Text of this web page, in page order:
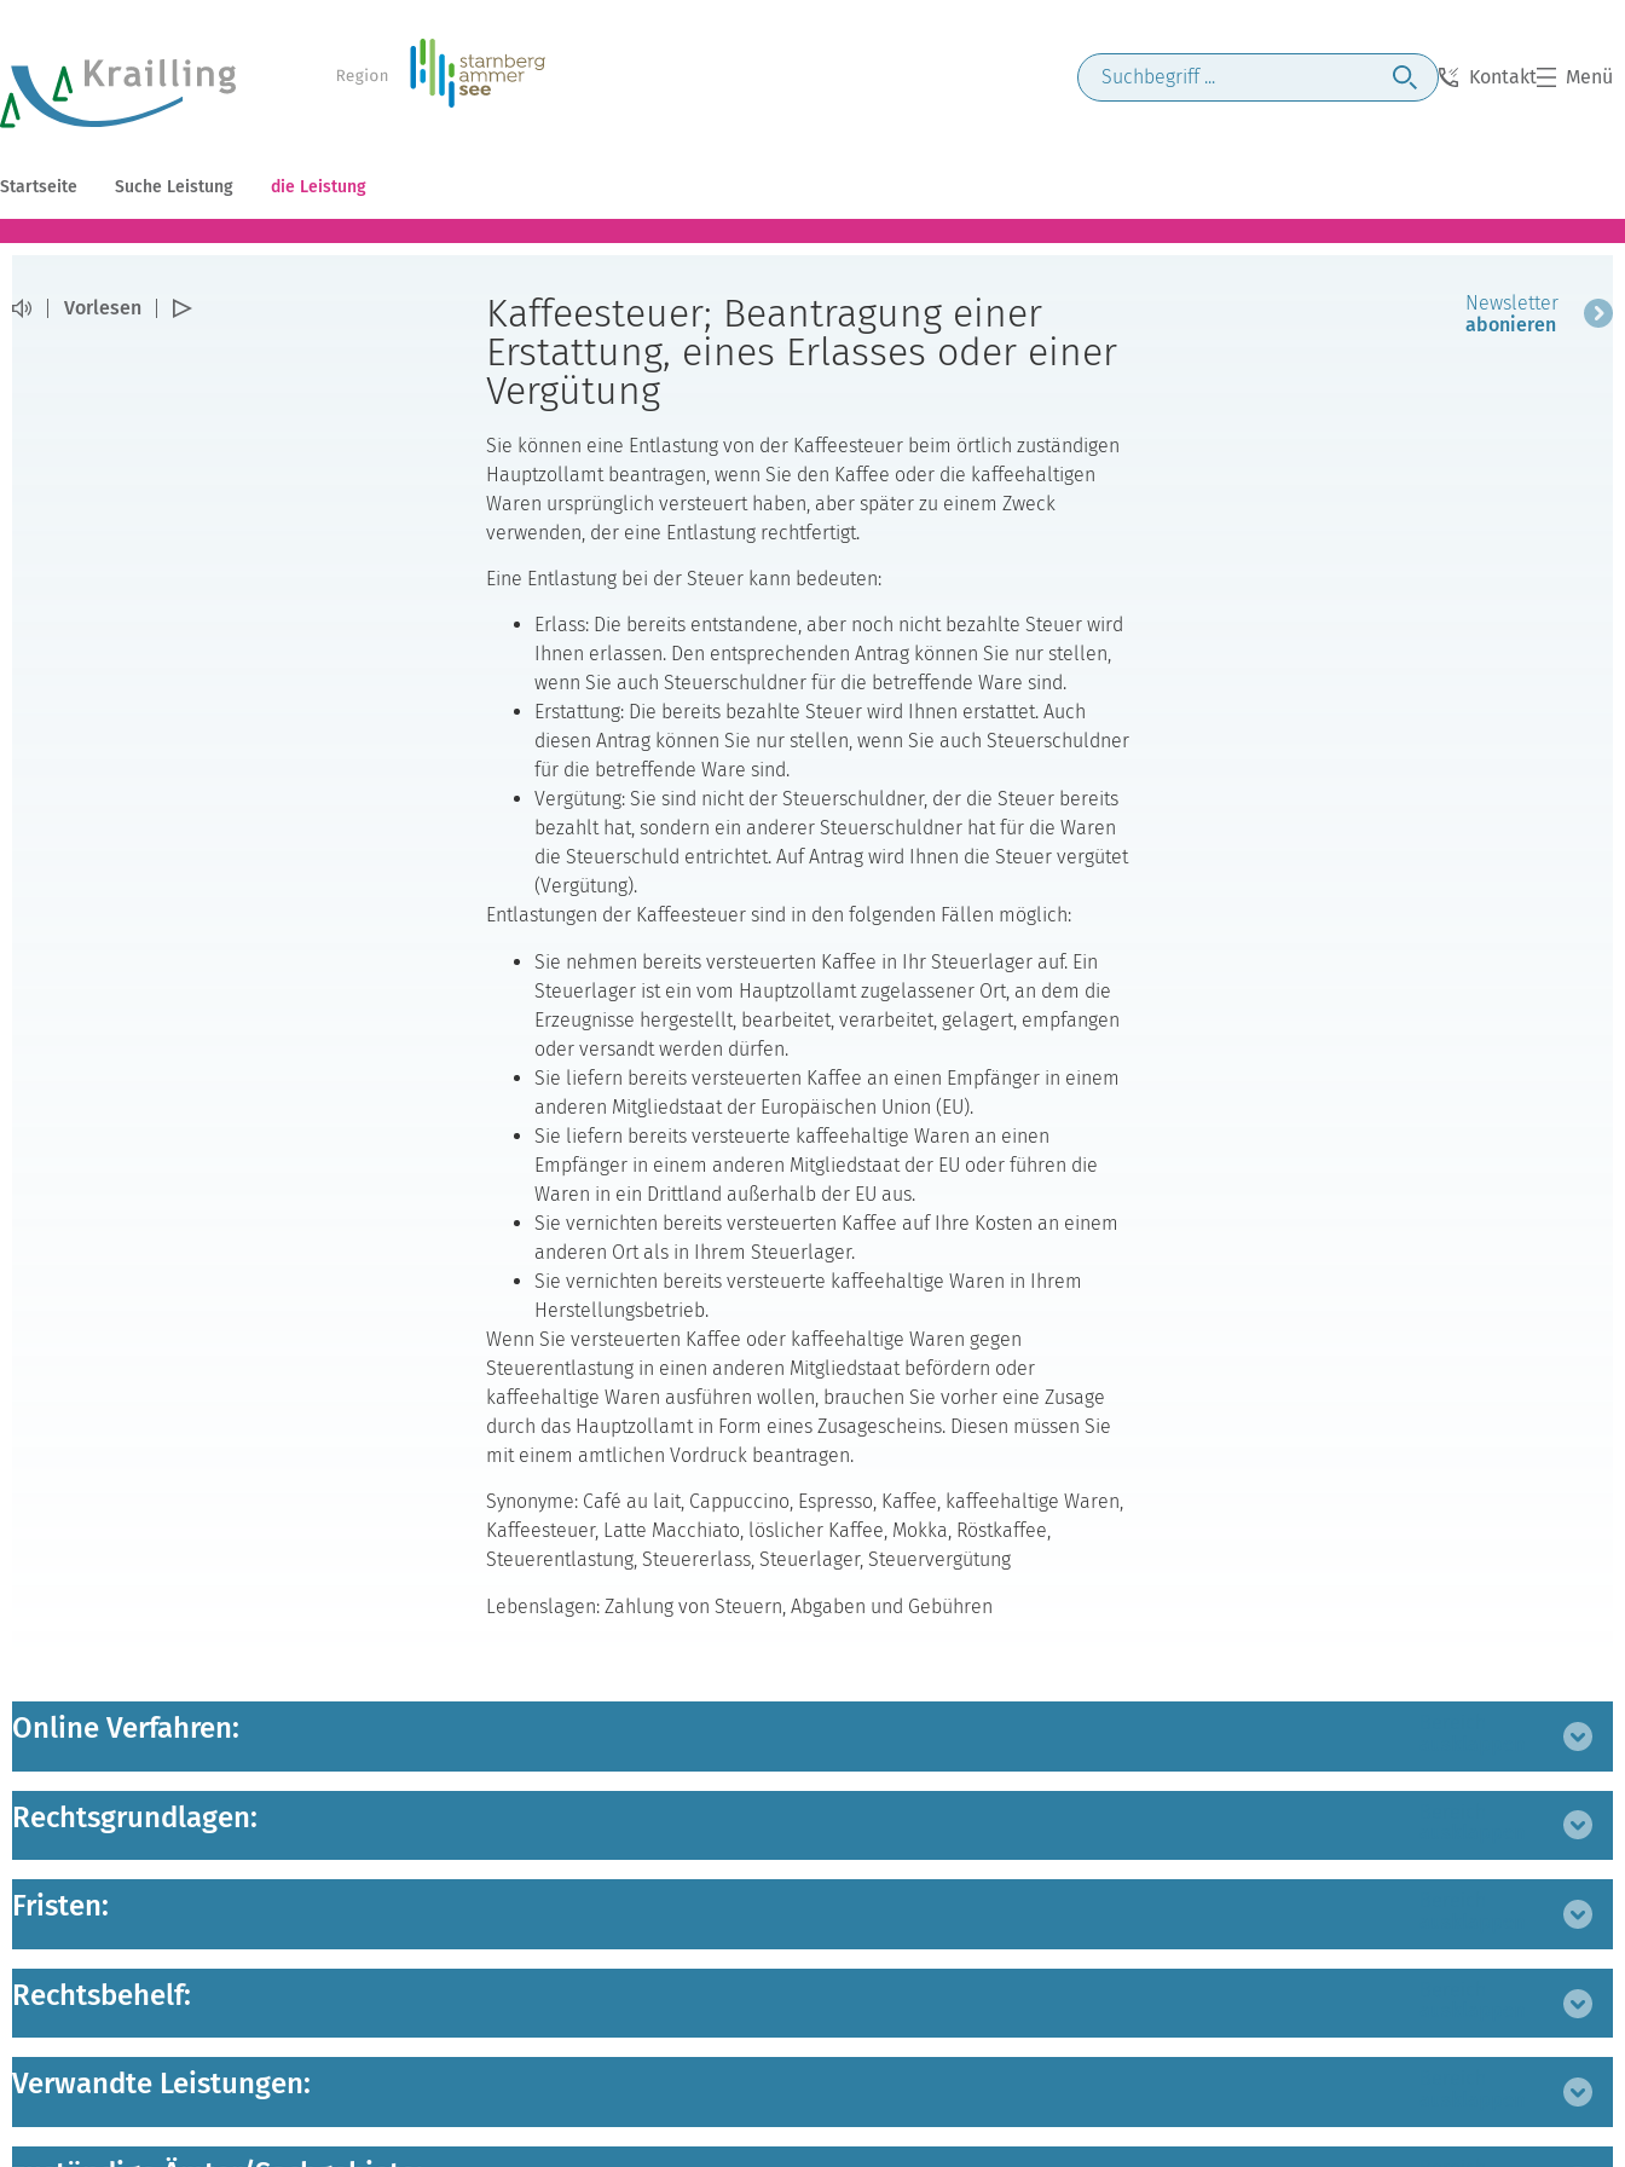
Kontakt Menü
Startseite Suche Leistung die Leistung
Vorlesen
Kaffeesteuer; Beantragung einer
Erstattung, eines Erlasses oder einer
Vergütung
Sie können eine Entlastung von der Kaffeesteuer beim örtlich zuständigen
Hauptzollamt beantragen, wenn Sie den Kaffee oder die kaffeehaltigen
Waren ursprünglich versteuert haben, aber später zu einem Zweck
verwenden, der eine Entlastung rechtfertigt.
Eine Entlastung bei der Steuer kann bedeuten:
Erlass: Die bereits entstandene, aber noch nicht bezahlte Steuer wird
Ihnen erlassen. Den entsprechenden Antrag können Sie nur stellen,
wenn Sie auch Steuerschuldner für die betreffende Ware sind.
Erstattung: Die bereits bezahlte Steuer wird Ihnen erstattet. Auch
diesen Antrag können Sie nur stellen, wenn Sie auch Steuerschuldner
für die betreffende Ware sind.
Vergütung: Sie sind nicht der Steuerschuldner, der die Steuer bereits
bezahlt hat, sondern ein anderer Steuerschuldner hat für die Waren
die Steuerschuld entrichtet. Auf Antrag wird Ihnen die Steuer vergütet
(Vergütung).
Entlastungen der Kaffeesteuer sind in den folgenden Fällen möglich:
Sie nehmen bereits versteuerten Kaffee in Ihr Steuerlager auf. Ein
Steuerlager ist ein vom Hauptzollamt zugelassener Ort, an dem die
Erzeugnisse hergestellt, bearbeitet, verarbeitet, gelagert, empfangen
oder versandt werden dürfen.
Sie liefern bereits versteuerten Kaffee an einen Empfänger in einem
anderen Mitgliedstaat der Europäischen Union (EU).
Sie liefern bereits versteuerte kaffeehaltige Waren an einen
Empfänger in einem anderen Mitgliedstaat der EU oder führen die
Waren in ein Drittland außerhalb der EU aus.
Sie vernichten bereits versteuerten Kaffee auf Ihre Kosten an einem
anderen Ort als in Ihrem Steuerlager.
Sie vernichten bereits versteuerte kaffeehaltige Waren in Ihrem
Herstellungsbetrieb.
Wenn Sie versteuerten Kaffee oder kaffeehaltige Waren gegen
Steuerentlastung in einen anderen Mitgliedstaat befördern oder
kaffeehaltige Waren ausführen wollen, brauchen Sie vorher eine Zusage
durch das Hauptzollamt in Form eines Zusagescheins. Diesen müssen Sie
mit einem amtlichen Vordruck beantragen.
Synonyme: Café au lait, Cappuccino, Espresso, Kaffee, kaffeehaltige Waren,
Kaffeesteuer, Latte Macchiato, löslicher Kaffee, Mokka, Röstkaffee,
Steuerentlastung, Steuererlass, Steuerlager, Steuervergütung
Lebenslagen: Zahlung von Steuern, Abgaben und Gebühren
Newsletter
abonieren
Online Verfahren:
Rechtsgrundlagen:
Fristen:
Rechtsbehelf:
Verwandte Leistungen: